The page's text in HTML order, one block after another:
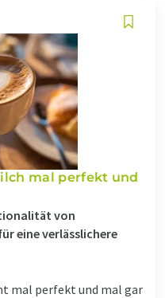
mal perfekt und
von
eine verlässlichere
mal perfekt und mal gar